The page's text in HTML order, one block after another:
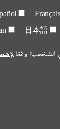
Français
日本語
الشخصية وفقا